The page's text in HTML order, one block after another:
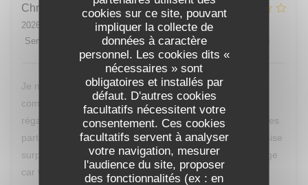
cookies sur ce site, pouvant
impliquer la collecte de
données à caractère
personnel. Les cookies dits «
nécessaires » sont
obligatoires et installés par
défaut. D'autres cookies
facultatifs nécessitent votre
consentement. Ces cookies
facultatifs servent à analyser
votre navigation, mesurer
l'audience du site, proposer
des fonctionnalités (ex : en
Christine
2026-07-25
- 20:00 - Couverts 2
Service
Ambiance: 2/5 Cuisine: 1/5 Qualité / Prix /5
Je ne reviendrai pas manger chez vous, nous avons
commandé des moules, nous ne sommes vraiment pas
régalés, pas mieux qu’à la cantine. D’ailleurs nous sommes
partis avant le dessert de peur d’avoir encore une mauvaise
surprise. Vous devriez changer de cuisinier c’est dommage
car votre restaurant est bien placé et votre accueil était